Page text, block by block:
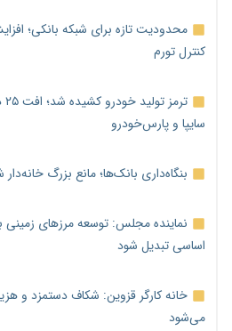
محدودیت تازه برای شبکه بانکی؛
کنترل تورم
سایپا و پارس‌خودرو
بنگاه‌داری بانک‌ها؛ مانع بزرگ
نماینده مجلس: توسعه مرزهای زمینی
اساسی تبدیل شود
خانه کارگر قزوین: شکاف دستمزد و
می‌شود